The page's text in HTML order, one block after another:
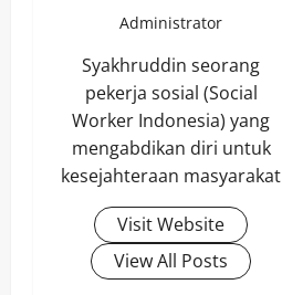
Administrator
Syakhruddin seorang
pekerja sosial (Social
Worker Indonesia) yang
mengabdikan diri untuk
kesejahteraan masyarakat
Visit Website
View All Posts